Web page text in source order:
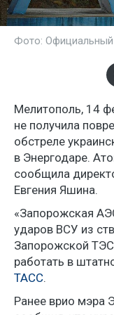
Фото:
Мелитополь, 14
не получила
обстреле
в Энергодаре.
сообщила
Евгения Яшина.
«Запорожская
ударов ВСУ из
Запорожской
работать в
ТАСС.
Ранее врио мэра